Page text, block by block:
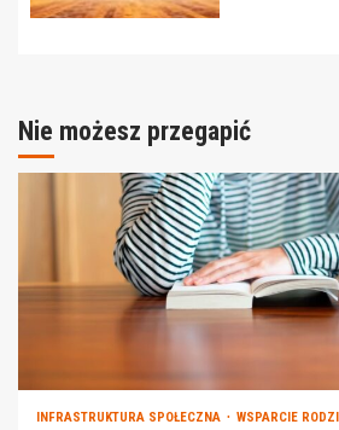
Nie możesz przegapić
INFRASTRUKTURA SPOŁECZNA WSPARCIE